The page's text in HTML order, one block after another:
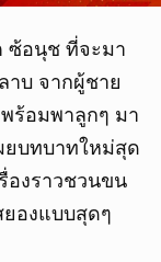
ซ้อนุช ที่จะมา
าบ จากผู้ชาย
ร้อมพาลูกๆ มา
ยบทบาทใหม่สุด
องราวชวนขน
องแบบสุดๆ